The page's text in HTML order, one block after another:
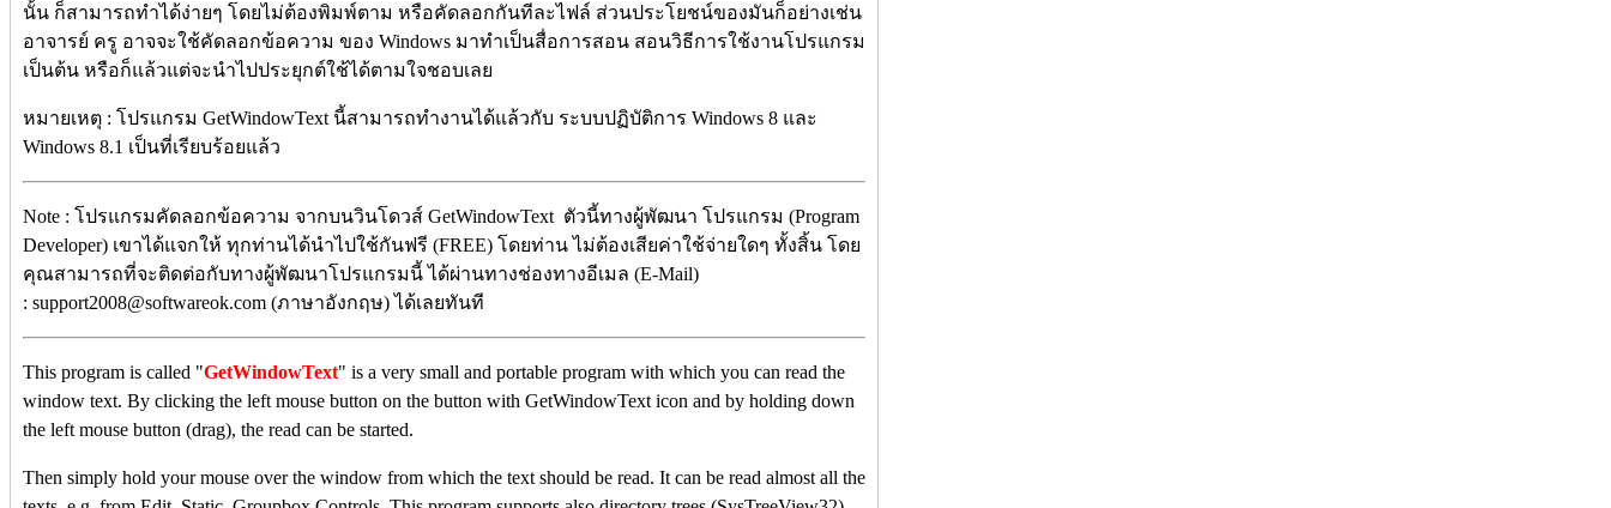
นั้น ก็สามารถทำได้ง่ายๆ โดยไม่ต้องพิมพ์ตาม หรือคัดลอกกันทีละไฟล์ ส่วนประโยชน์ของมันก็อย่างเช่น
อาจารย์ ครู อาจจะใช้คัดลอกข้อความ ของ Windows มาทำเป็นสื่อการสอน สอนวิธีการใช้งานโปรแกรม
เป็นต้น หรือก็แล้วแต่จะนำไปประยุกต์ใช้ได้ตามใจชอบเลย
หมายเหตุ : โปรแกรม GetWindowText นี้สามารถทำงานได้แล้วกับ ระบบปฏิบัติการ Windows 8 และ
Windows 8.1 เป็นที่เรียบร้อยแล้ว
Note : โปรแกรมคัดลอกข้อความ จากบนวินโดวส์ GetWindowText ตัวนี้ทางผู้พัฒนา โปรแกรม (Program
Developer) เขาได้แจกให้ ทุกท่านได้นำไปใช้กันฟรี (FREE) โดยท่าน ไม่ต้องเสียค่าใช้จ่ายใดๆ ทั้งสิ้น โดย
คุณสามารถที่จะติดต่อกับทางผู้พัฒนาโปรแกรมนี้ ได้ผ่านทางช่องทางอีเมล (E-Mail)
: support2008@softwareok.com (ภาษาอังกฤษ) ได้เลยทันที
This program is called "GetWindowText" is a very small and portable program with which you can read the
window text. By clicking the left mouse button on the button with GetWindowText icon and by holding down
the left mouse button (drag), the read can be started.
Then simply hold your mouse over the window from which the text should be read. It can be read almost all the